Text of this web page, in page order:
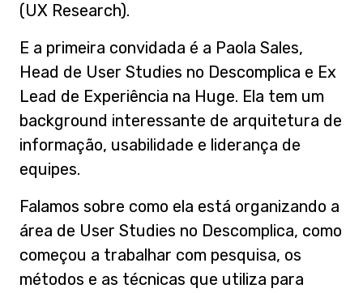
(UX Research).
E a primeira convidada é a Paola Sales,
Head de User Studies no Descomplica e Ex
Lead de Experiência na Huge. Ela tem um
background interessante de arquitetura de
informação, usabilidade e liderança de
equipes.
Falamos sobre como ela está organizando a
área de User Studies no Descomplica, como
começou a trabalhar com pesquisa, os
métodos e as técnicas que utiliza para